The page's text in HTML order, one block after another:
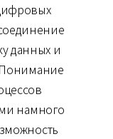
данных и
намного